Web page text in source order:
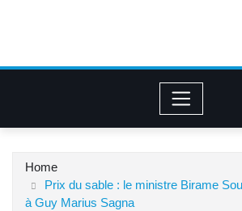
Home
Prix du sable : le ministre Birame
à Guy Marius Sagna